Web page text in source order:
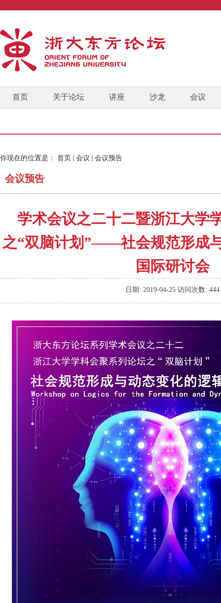
首页 关于论坛 讲座 沙龙 会议
你现在的位置是： 首页 会议 会议预告
会议预告
学术会议之二十二暨浙江大学
之“双脑计划”——社会规范形成
国际研讨会
日期: 2019-04-25 访问次数: 444